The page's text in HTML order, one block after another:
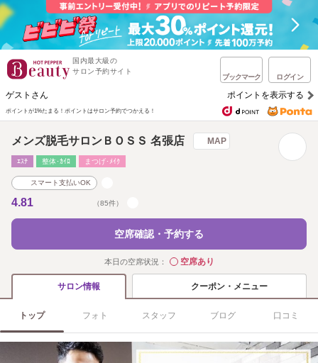
国内最大級の
サロン予約サイト
ブックマーク ログイン
ゲストさん ポイントを表示する
ポイントが1%たまる！ ポイントはサロン予約でつかえる！
メンズ脱毛サロンＢＯＳＳ 名張店 MAP
ｴｽﾃ 整体･ｶｲﾛ まつげ･ﾒｲｸ
スマート支払いOK
4.81 （85件）
空席確認・予約する
本日の空席状況： ◯空席あり
サロン情報 クーポン・メニュー
トップ フォト スタッフ ブログ 口コミ